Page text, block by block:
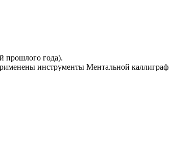
прошлого года).
инструменты Ментальной